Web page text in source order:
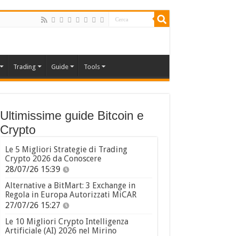
Trading Guide Tools
Ultimissime guide Bitcoin e
Crypto
Le 5 Migliori Strategie di Trading
Crypto 2026 da Conoscere
28/07/26 15:39
Alternative a BitMart: 3 Exchange in
Regola in Europa Autorizzati MiCAR
27/07/26 15:27
Le 10 Migliori Crypto Intelligenza
Artificiale (AI) 2026 nel Mirino